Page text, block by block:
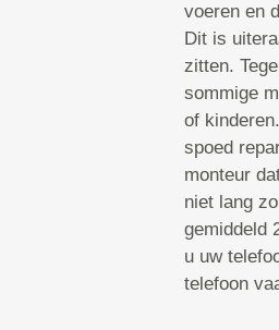
voeren en
Dit is
zitten.
sommige
of
spoed
monteur
niet lang
gemiddeld
u uw
telefoon